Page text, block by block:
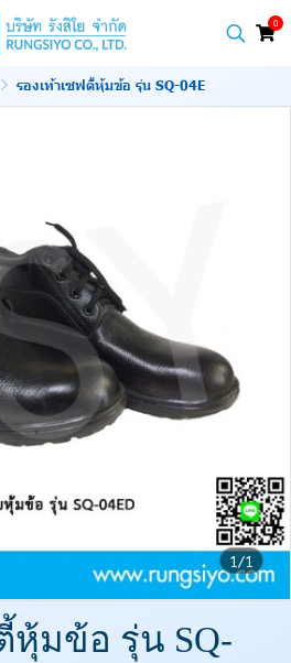
0
รองเท้าเซฟตี้หุ้มข้อ รุ่น SQ-04E
1/1
หุ้มข้อ รุ่น SQ-